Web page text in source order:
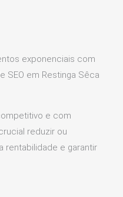
exponenciais com
SEO em Restinga Sêca
e com
reduzir ou
rentabilidade e garantir